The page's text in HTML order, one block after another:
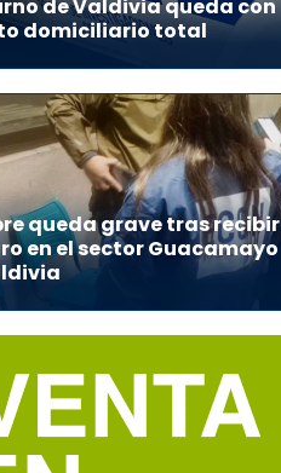
de Valdivia queda con
domiciliario total
queda grave tras recibir
en el sector Guacamayo